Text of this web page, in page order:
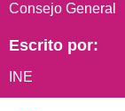
Consejo General
Escrito por:
INE